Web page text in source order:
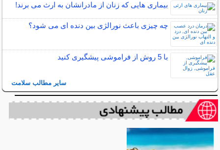
بیماری هایی که زنان از مادرانشان به ارث می برند!
چه چیزی باعث نورالژی بین دنده ای می شود؟
با 5 روش از فراموشی پیشگیری کنید
سایر مطالب سلامت